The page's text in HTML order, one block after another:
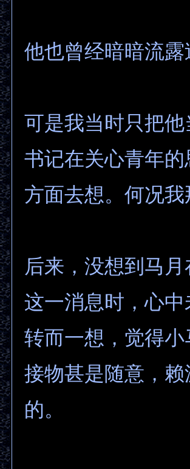
他也曾经暗暗流
可是我当时只把
书记在关心青年
方面去想。何况
后来，没想到马
这一消息时，心
转而一想，觉得
接物甚是随意，
的。